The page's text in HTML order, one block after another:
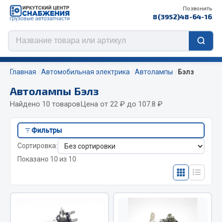
Позвонить
8(3952)48-64-16
Цепи противоскольжения
ЦЕПИ РОССИЯ
ЦЕПИ BOHU (Китай)
Изготовление цепей на колеса BOHU
Весь раздел
Главная Автомобильная электрика Автолампы Бэлз
Автолампы Бэлз
Найдено 10 товаровЦена от 22 ₽ до 107.8 ₽
Фильтры
Сортировка:
Показано 10 из 10